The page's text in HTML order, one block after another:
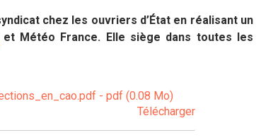
chez les ouvriers d’État en réalisant un
et Météo France. Elle siège dans toutes les
- pdf (0.08 Mo)
Télécharger